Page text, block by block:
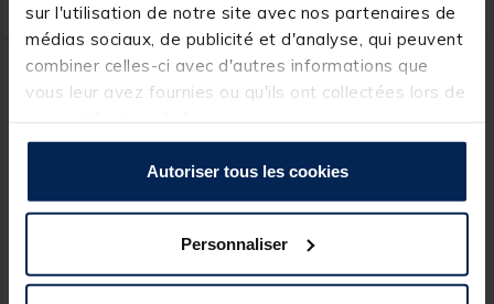
sur l'utilisation de notre site avec nos partenaires de
médias sociaux, de publicité et d'analyse, qui peuvent
combiner celles-ci avec d'autres informations que
vous leur avez fournies ou qu'ils ont collectées lors de
Autoriser tous les cookies
Personnaliser
Expédition sous 24 h Expédition sous 24 h